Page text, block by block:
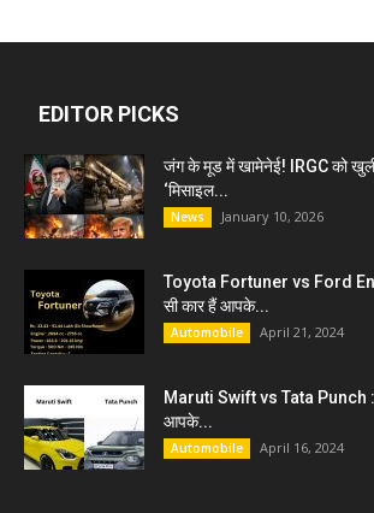
EDITOR PICKS
जंग के मूड में खामेनेई! IRGC को
‘मिसाइल...
News January 10, 2026
Toyota Fortuner vs Ford
सी कार हैं आपके...
Automobile April 21, 2024
Maruti Swift vs Tata Punch :
आपके...
Automobile April 16, 2024